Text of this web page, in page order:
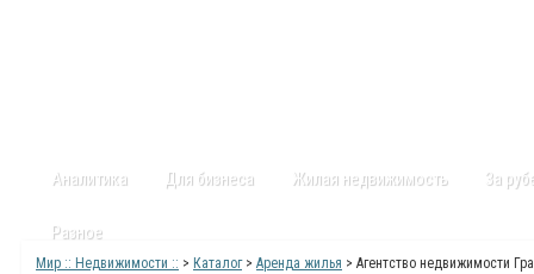
Аналитика Для бизнеса Жилая недвижимость За
Разное
Мир :: Недвижимости :: > Каталог> Аренда жилья > Агентство недвижимости